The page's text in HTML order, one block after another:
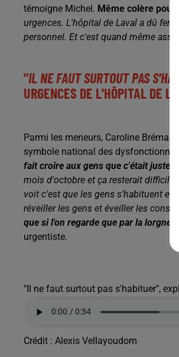
témoigne Michel. Même colère pour
urgences. L'hôpital de Laval a dû
personnel. Et c'est quand même
"IL NE FAUT SURTOUT PAS
URGENCES DE L'HÔPITAL DE
Parmi les meneurs, Caroline
symbole national des
fait croire aux gens que c'était juste
mois d'octobre et ça resterait difficile
voit c'est que les gens s'habituent et
réveiller les gens et éveiller les
que si l'on regarde que par la
urgentiste.
"Il ne faut surtout pas s'habituer",
Crédit : Alexis Vellayoudom